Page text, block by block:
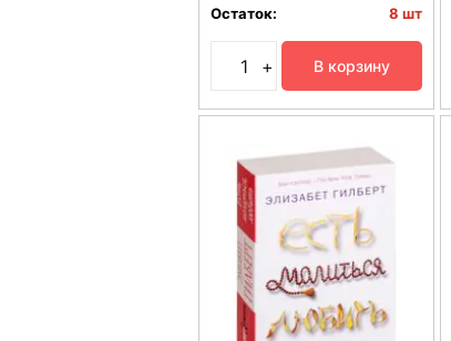
Остаток:
8 шт
+ В корзину